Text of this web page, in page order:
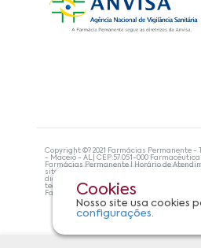
Cookies
Nosso site usa cookies
configurações.
Copyright ©? 2021 Farmácias Permanente -
- Maceió - AL| CEP:57.051-000
Farmácias Permanente | Horário de
site não devem ser utilizadas para
diagnosticar problemas de saúde e
tecnologias mais avançadas de proteção
Farmácias Permanente. Todos os pedidos